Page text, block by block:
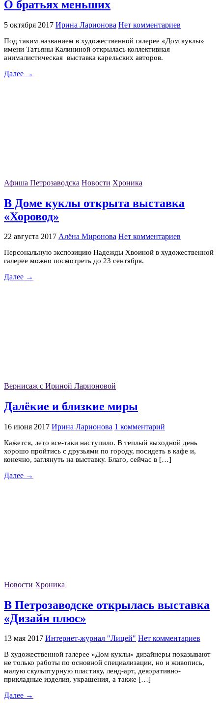
О братьях меньших
5 октября 2017 Ирина Ларионова Нет комментариев
Под таким названием в художественной галерее «Дом куклы»
имени Татьяны Калининой открылась коллективная
анималистическая выставка карельских авторов.
Далее →
Афиша Петрозаводска Новости Хроника
В Доме куклы открыта выставка
«Хоровод»
22 августа 2017 Алёна Миронова Нет комментариев
Персональную экспозицию Надежды Хвоиной в художественной
галерее можно посмотреть до 23 сентября.
Далее →
Вернисаж с Ириной Ларионовой
Далёкие и близкие миры
16 июня 2017 Ирина Ларионова 1 комментарий
Кажется, лето все-таки наступило. В теплый выходной день
хорошо пройтись с друзьями по городу, посидеть в кафе и,
конечно, заглянуть на выставку. Благо, сейчас в […]
Далее →
Новости Хроника
В Петрозаводске открылась выставка
«Дизайн плюс»
13 мая 2017 Интернет-журнал "Лицей" Нет комментариев
В художественной галерее «Дом куклы» дизайнеры показывают
не только работы по основной специализации, но и живопись,
малую скульптурную пластику, ленд-арт, декоративно-
прикладные изделия, украшения, а также […]
Далее →